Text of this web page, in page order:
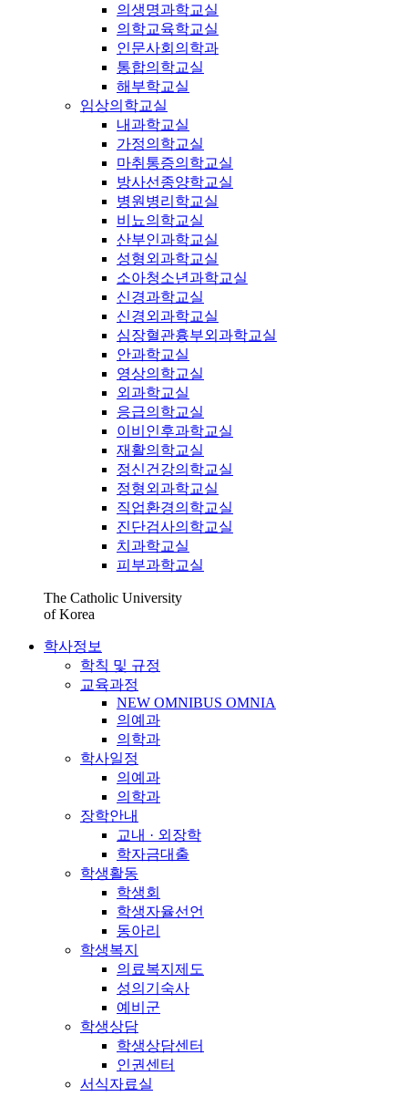
의생명과학교실
의학교육학교실
인문사회의학과
통합의학교실
해부학교실
임상의학교실
내과학교실
가정의학교실
마취통증의학교실
방사선종양학교실
병원병리학교실
비뇨의학교실
산부인과학교실
성형외과학교실
소아청소년과학교실
신경과학교실
신경외과학교실
심장혈관흉부외과학교실
안과학교실
영상의학교실
외과학교실
응급의학교실
이비인후과학교실
재활의학교실
정신건강의학교실
정형외과학교실
직업환경의학교실
진단검사의학교실
치과학교실
피부과학교실
The Catholic University
of Korea
학사정보
학칙 및 규정
교육과정
NEW OMNIBUS OMNIA
의예과
의학과
학사일정
의예과
의학과
장학안내
교내 · 외장학
학자금대출
학생활동
학생회
학생자율선언
동아리
학생복지
의료복지제도
성의기숙사
예비군
학생상담
학생상담센터
인권센터
서식자료실